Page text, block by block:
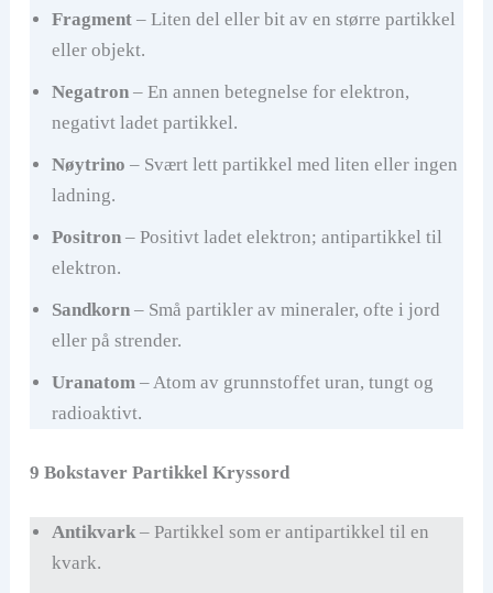
Fragment– Liten del eller bit av en større partikkel
eller objekt.
Negatron– En annen betegnelse for elektron,
negativt ladet partikkel.
Nøytrino – Svært lett partikkel med liten eller ingen
ladning.
Positron– Positivt ladet elektron; antipartikkel til
elektron.
Sandkorn– Små partikler av mineraler, ofte i jord
eller på strender.
Uranatom– Atom av grunnstoffet uran, tungt og
radioaktivt.
9 Bokstaver Partikkel Kryssord
Antikvark– Partikkel som er antipartikkel til en
kvark.